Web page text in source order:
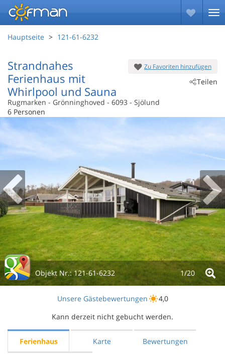
Hauptseite 121-61-6232
Zu Favoriten hinzufügen
Teilen
Strandnahes
Ferienhaus mit
Whirlpool und Sauna
Rugmarken - Grönninghoved - 6093 - Sjölund
6 Personen
Objekt Nr.:121-61-6232 1/20
Unsere Gästebewertungen
4,0
Kann derzeit nicht gebucht werden.
Ferienhaus Karte Bewertungen